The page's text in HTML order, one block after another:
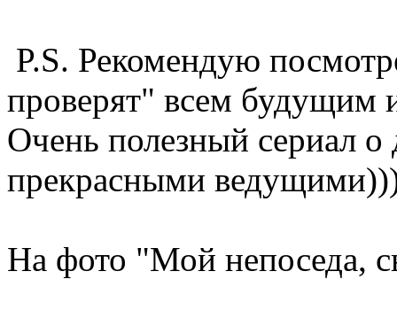
P.S. Рекомендую
проверят" всем будущим
Очень полезный сериал о
прекрасными
На фото "Мой непоседа,